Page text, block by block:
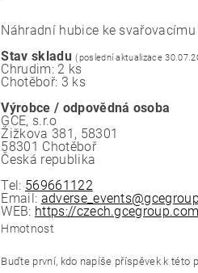
Náhradní hubice ke
Stav skladu (poslední aktualizace
Chrudim: 2 ks
Chotěboř: 3 ks
Výrobce / odpovědná osoba
GCE, s.r.o
Žižkova 381, 58301
58301 Chotěboř
Česká republika
Tel: 569661122
Email:
WEB: https://
Hmotnost
Buďte první, kdo napíše příspěvek k této